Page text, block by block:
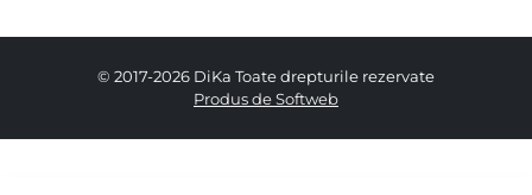
© 2017-2026 DiKa Toate drepturile rezervate
Produs de Softweb